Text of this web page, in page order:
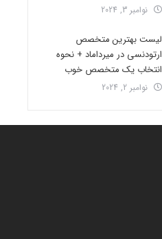
نوامبر 3, 2024
لیست بهترین متخصص
ارتودنسی در میرداماد + نحوه
انتخاب یک متخصص خوب
نوامبر 2, 2024